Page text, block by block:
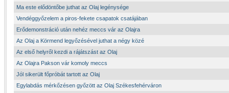
Ma este elődöntőbe juthat az Olaj legénysége
Vendéggyőzelem a piros-fekete csapatok csatájában
Erődemonstráció után nehéz meccs vár az Olajra
Az Olaj a Körmend legyőzésével juthat a négy közé
Az első helyről kezdi a rájátszást az Olaj
Az Olajra Pakson vár komoly meccs
Jól sikerült főpróbát tartott az Olaj
Egylabdás mérkőzésen győzött az Olaj Székesfehérváron